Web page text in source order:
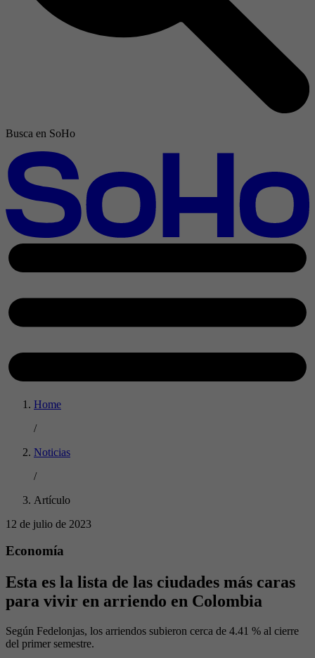
Busca en SoHo
Home
/
Noticias
/
Artículo
12 de julio de 2023
Economía
Esta es la lista de las ciudades más caras
para vivir en arriendo en Colombia
Según Fedelonjas, los arriendos subieron cerca de 4.41 % al cierre
del primer semestre.